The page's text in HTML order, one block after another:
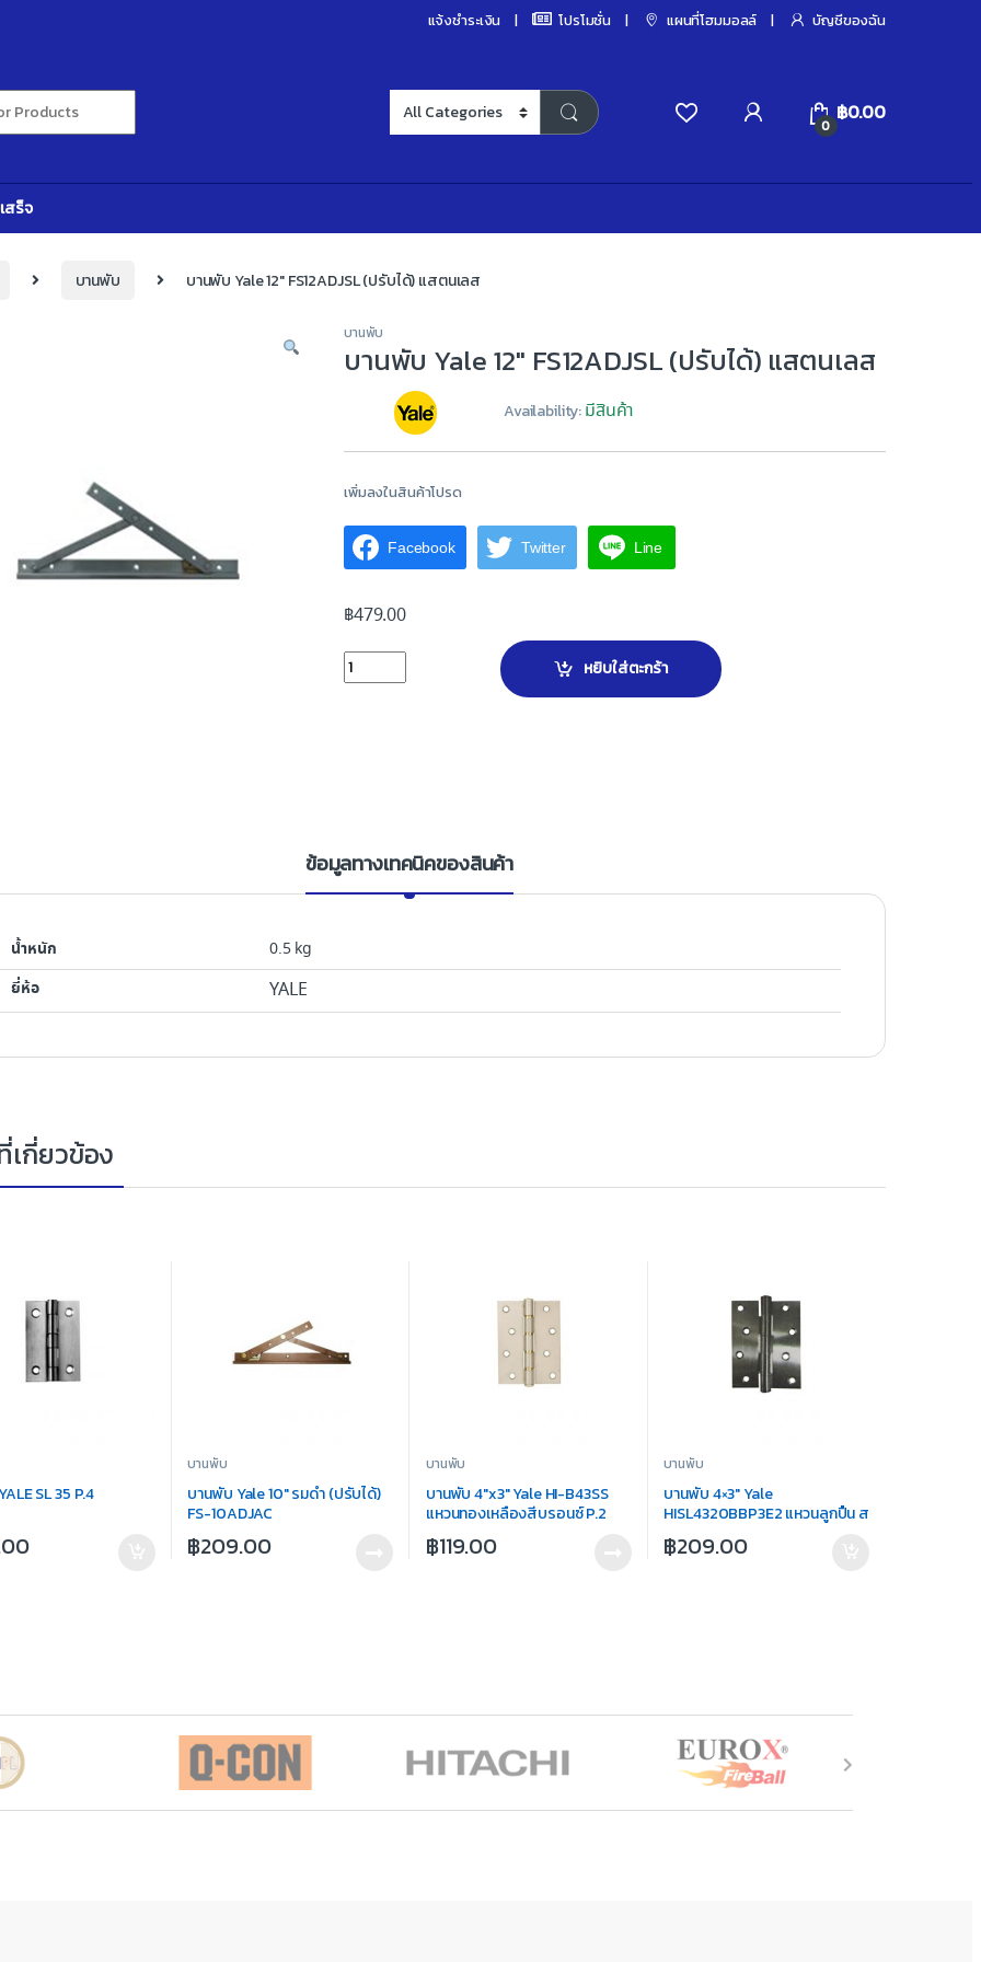
แจ้งชำระเงิน โปรโมชั่น แผนที่โฮมมอลล์ บัญชีของฉัน
0
฿0.00
สร็จ
บานพับ บานพับ Yale 12″ FS12ADJSL (ปรับได้) แสตนเลส
บานพับ
บานพับ Yale 12″ FS12ADJSL (ปรับได้) แสตนเลส
Availability:มีสินค้า
เพิ่มลงในสินค้าโปรด
Facebook Twitter Line
฿479.00
บานพับ Yale 12" FS12ADJSL (ปรับได้) แสตนเลส quantity
หยิบใส่ตะกร้า
ข้อมูลทางเทคนิคของสินค้า
น้ำหนัก 0.5 kg
ยี่ห้อ YALE
กี่ยวข้อง
SL 35 P.4
บานพับ
บานพับ Yale 10″ รมดำ (ปรับได้)
FS-10ADJAC
฿209.00
บานพับ
บานพับ 4″x3″ Yale HI-B43SS
แหวนทองเหลืองสีบรอนซ์ P.2
฿119.00
บานพับ
บานพับ 4×3″ Yale
HISL4320BBP3E2 แหวนลูกปืน ส
แตนเลสแท้
฿209.00